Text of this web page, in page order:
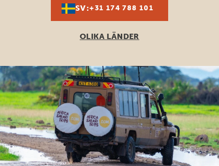
SV:+31 174 788 101
OLIKA LÄNDER